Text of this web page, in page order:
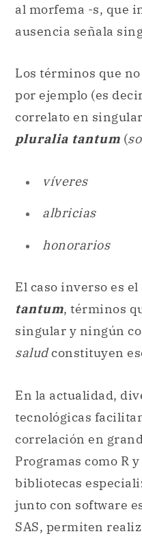
al morfema -s, que
ausencia señala
Los términos que
por ejemplo (es
correlato en
pluralia tantum (
víveres
albricias
honorarios
El caso inverso es el
tantum, términos
singular y ningún
saludconstituyen
En la actualidad,
tecnológicas
correlación en
Programas como R
bibliotecas
junto con software
SAS, permiten